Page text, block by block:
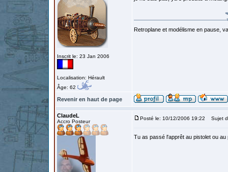
Inscrit le: 23 Jan 2006
Localisation: Hérault
Âge: 62
Retroplane et modélisme en pause,
Revenir en haut de page
ClaudeL
Accro Posteur
Posté le: 10/12/2006 19:22 Sujet
Tu as passé l'apprêt au pistolet ou au